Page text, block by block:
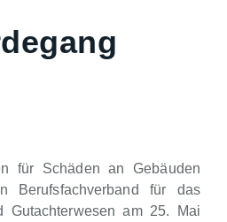
für Schäden an Gebäuden
Berufsfachverband für das
Gutachterwesen am 25. Mai